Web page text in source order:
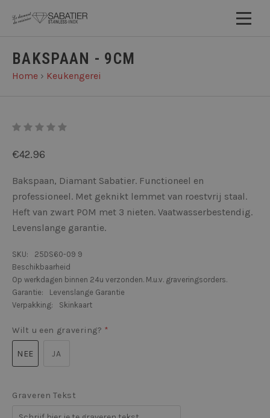
BAKSPAAN - 9CM
Home › Keukengerei
€42.96
Bakspaan, Diamant Sabatier. Functioneel en
professioneel. Met geknikt lemmet van roestvrij staal.
Heft van zwart POM met 3 nieten. Vaatwasserbestendig.
Levenslange garantie.
SKU:
25DS60-09 9
Beschikbaarheid
Op werkdagen binnen 24u verzonden. M.u.v. graveringsorders.
Garantie:
Levenslange Garantie
Verpakking:
Skinkaart
Wilt u een gravering? *
NEE JA
Graveren Tekst